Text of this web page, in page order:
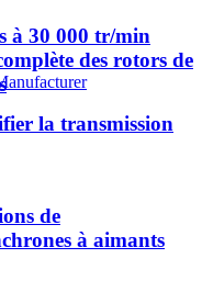
à 30 000 tr/min
des rotors de
la transmission
de
à aimants